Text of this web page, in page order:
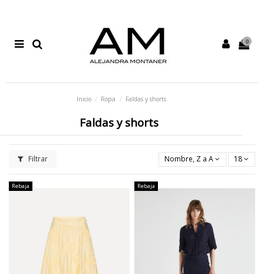
0
Inicio Ropa Faldas y shorts
Faldas y shorts
Filtrar Nombre, Z a A 18
Rebaja Rebaja